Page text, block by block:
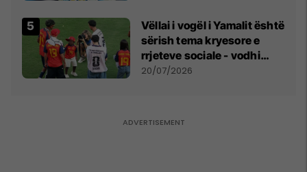
Vëllai i vogël i Yamalit është
sërish tema kryesore e
rrjeteve sociale - vodhi
vëmendjen pas finales së
20/07/2026